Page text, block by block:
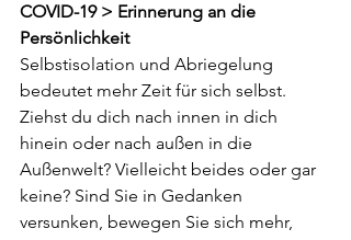
COVID-19 > Erinnerung an die
Persönlichkeit
Selbstisolation und Abriegelung
bedeutet mehr Zeit für sich selbst.
Ziehst du dich nach innen in dich
hinein oder nach außen in die
Außenwelt? Vielleicht beides oder gar
keine? Sind Sie in Gedanken
versunken, bewegen Sie sich mehr,